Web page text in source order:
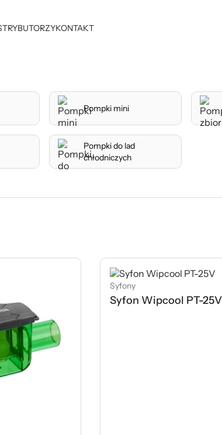
KONTAKT
Pompki mini
Pompki do lad
chłodniczych
Syfony
Syfon Wipcool PT-